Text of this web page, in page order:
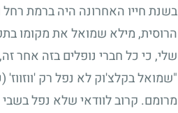
בשנת חייו האחרונה היה ברמת
הרוסית, מילא שמואל את מקומו
שלי, כי כל חברי נופלים בזה אחר
"שמואל בקלצ'וק לא נפל רק 'ווזווז'
מרומם. קרוב לוודאי שלא נפל